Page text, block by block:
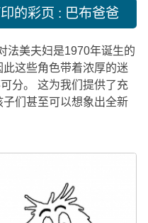
的彩页 : 巴布爸爸
法美夫妇是1970年诞生的
这些角色带着浓厚的迷
分。 这为我们提供了充
们甚至可以想象出全新